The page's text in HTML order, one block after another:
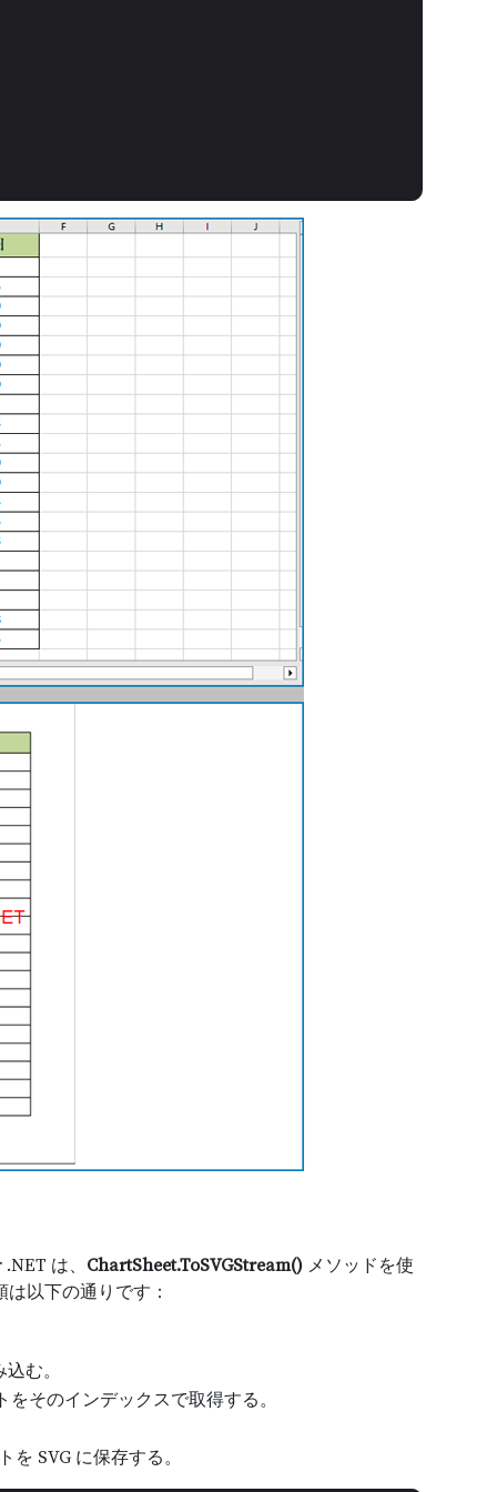
は、 ChartSheet.ToSVGStream()メソッドを使
以下の通りです：
む。
そのインデックスで取得する。
SVG に保存する。